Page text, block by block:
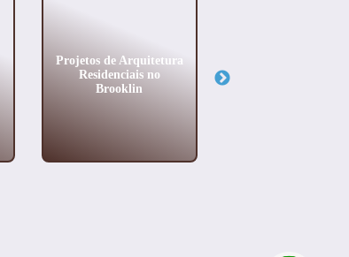
Projetos de Arquitetura
Residenciais no
Brooklin